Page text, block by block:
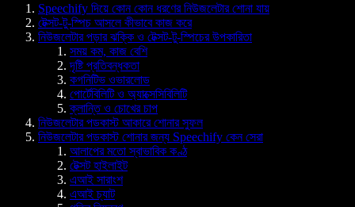
Speechify দিয়ে কোন কোন ধরণের নিউজলেটার শোনা যায়
টেক্সট-টু-স্পিচ আসলে কীভাবে কাজ করে
নিউজলেটার পড়ার ঝক্কি ও টেক্সট-টু-স্পিচের উপকারিতা
সময় কম, কাজ বেশি
দৃষ্টি প্রতিবন্ধকতা
কগনিটিভ ওভারলোড
পোর্টেবিলিটি ও অ্যাক্সেসিবিলিটি
ক্লান্তি ও চোখের চাপ
নিউজলেটার পডকাস্ট আকারে শোনার সুফল
নিউজলেটার পডকাস্ট শোনার জন্য Speechify কেন সেরা
আলাপের মতো স্বাভাবিক কণ্ঠ
টেক্সট হাইলাইট
এআই সারাংশ
এআই চ্যাট